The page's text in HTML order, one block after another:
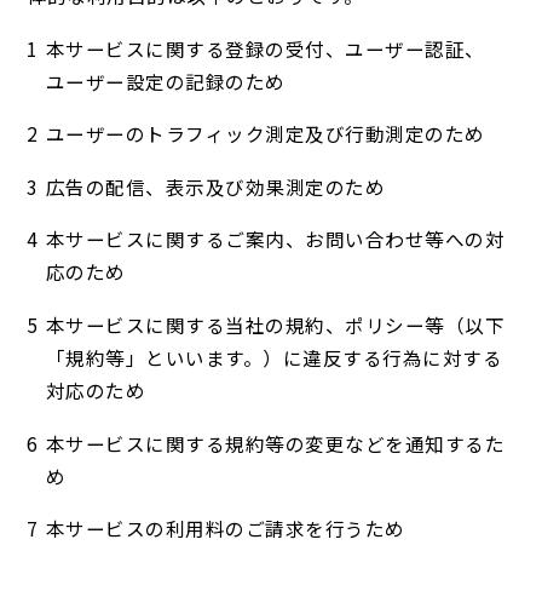
本サービスに関する登録の受付、ユーザー認証、
ユーザー設定の記録のため
ユーザーのトラフィック測定及び行動測定のため
広告の配信、表示及び効果測定のため
本サービスに関するご案内、お問い合わせ等への対
応のため
本サービスに関する当社の規約、ポリシー等（以下
「規約等」といいます。）に違反する行為に対する
対応のため
本サービスに関する規約等の変更などを通知するた
め
本サービスの利用料のご請求を行うため